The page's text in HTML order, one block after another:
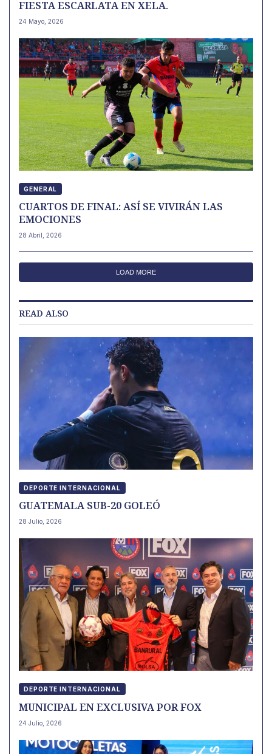
FIESTA ESCARLATA EN XELA.
24 Mayo, 2026
GENERAL
CUARTOS DE FINAL: ASÍ SE VIVIRÁN LAS
EMOCIONES
28 Abril, 2026
LOAD MORE
READ ALSO
DEPORTE INTERNACIONAL
GUATEMALA SUB-20 GOLEÓ
28 Julio, 2026
DEPORTE INTERNACIONAL
MUNICIPAL EN EXCLUSIVA POR FOX
24 Julio, 2026